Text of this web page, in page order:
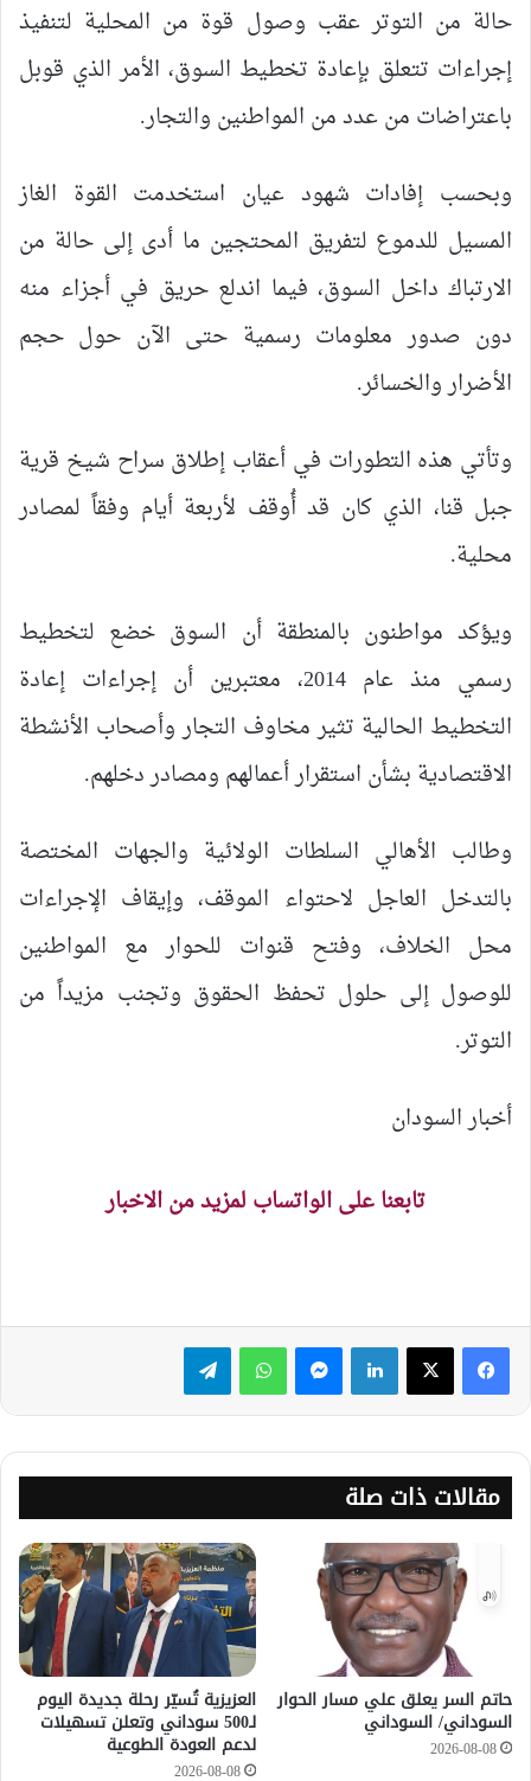
حالة من التوتر عقب وصول قوة من المحلية لتنفيذ
إجراءات تتعلق بإعادة تخطيط السوق، الأمر الذي قوبل
باعتراضات من عدد من المواطنين والتجار.
وبحسب إفادات شهود عيان استخدمت القوة الغاز
المسيل للدموع لتفريق المحتجين ما أدى إلى حالة من
الارتباك داخل السوق، فيما اندلع حريق في أجزاء منه
دون صدور معلومات رسمية حتى الآن حول حجم
الأضرار والخسائر.
وتأتي هذه التطورات في أعقاب إطلاق سراح شيخ قرية
جبل قنا، الذي كان قد أُوقف لأربعة أيام وفقاً لمصادر
محلية.
ويؤكد مواطنون بالمنطقة أن السوق خضع لتخطيط
رسمي منذ عام 2014، معتبرين أن إجراءات إعادة
التخطيط الحالية تثير مخاوف التجار وأصحاب الأنشطة
الاقتصادية بشأن استقرار أعمالهم ومصادر دخلهم.
وطالب الأهالي السلطات الولائية والجهات المختصة
بالتدخل العاجل لاحتواء الموقف، وإيقاف الإجراءات
محل الخلاف، وفتح قنوات للحوار مع المواطنين
للوصول إلى حلول تحفظ الحقوق وتجنب مزيداً من
التوتر.
أخبار السودان
تابعنا على الواتساب لمزيد من الاخبار
لينكدإن ماسنجر واتساب تيلقرام
مقالات ذات صلة
حاتم السر يعلق علي مسار الحوار
السوداني/ السوداني
2026-08-08
العزيزية تُسيّر رحلة جديدة اليوم
لـ500 سوداني وتعلن تسهيلات
لدعم العودة الطوعية
2026-08-08